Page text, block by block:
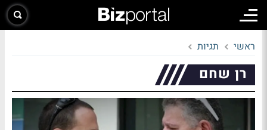
ראשי תגיות
רן שחם